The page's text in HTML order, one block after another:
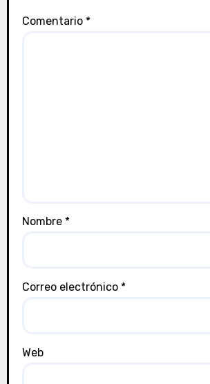
Comentario *
Nombre *
Correo electrónico *
Web